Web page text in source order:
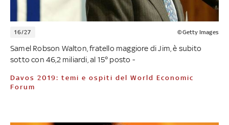
16/27 ©Getty Images
Samel Robson Walton, fratello maggiore di Jim, è subito
sotto con 46,2 miliardi, al 15° posto -
Davos 2019: temi e ospiti del World Economic
Forum